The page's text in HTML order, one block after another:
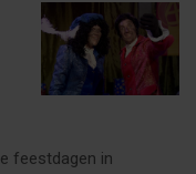
feestdagen in